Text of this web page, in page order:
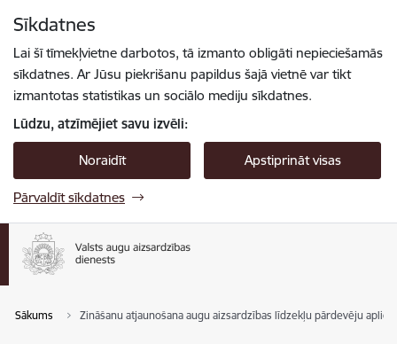
Sīkdatnes
Lai šī tīmekļvietne darbotos, tā izmanto obligāti nepieciešamās
sīkdatnes. Ar Jūsu piekrišanu papildus šajā vietnē var tikt
izmantotas statistikas un sociālo mediju sīkdatnes.
Lūdzu, atzīmējiet savu izvēli:
Noraidīt Apstiprināt visas
Pārvaldīt sīkdatnes
Sākums Zināšanu atjaunošana augu aizsardzības līdzekļu pārdevēju